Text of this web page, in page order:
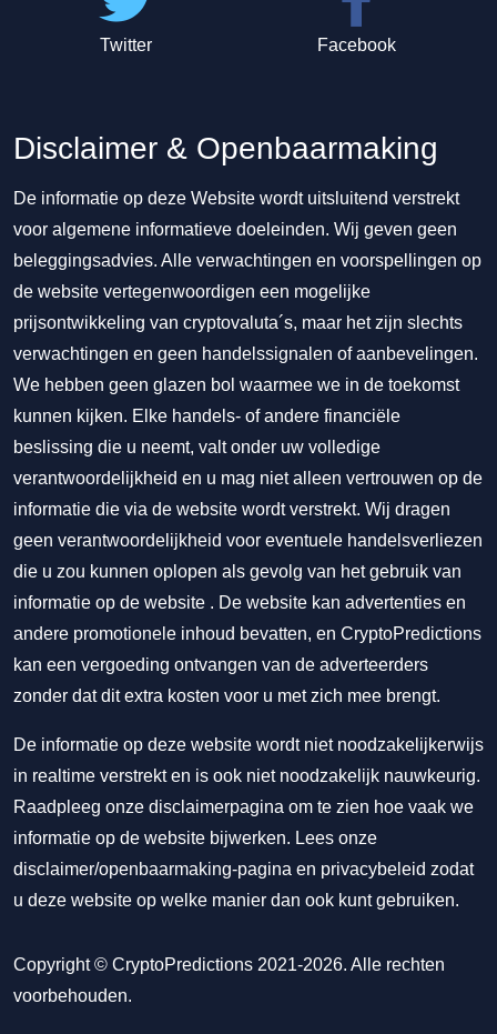
Twitter Facebook
Disclaimer & Openbaarmaking
De informatie op deze Website wordt uitsluitend verstrekt
voor algemene informatieve doeleinden. Wij geven geen
beleggingsadvies. Alle verwachtingen en voorspellingen op
de website vertegenwoordigen een mogelijke
prijsontwikkeling van cryptovaluta´s, maar het zijn slechts
verwachtingen en geen handelssignalen of aanbevelingen.
We hebben geen glazen bol waarmee we in de toekomst
kunnen kijken. Elke handels- of andere financiële
beslissing die u neemt, valt onder uw volledige
verantwoordelijkheid en u mag niet alleen vertrouwen op de
informatie die via de website wordt verstrekt. Wij dragen
geen verantwoordelijkheid voor eventuele handelsverliezen
die u zou kunnen oplopen als gevolg van het gebruik van
informatie op de website . De website kan advertenties en
andere promotionele inhoud bevatten, en CryptoPredictions
kan een vergoeding ontvangen van de adverteerders
zonder dat dit extra kosten voor u met zich mee brengt.
De informatie op deze website wordt niet noodzakelijkerwijs
in realtime verstrekt en is ook niet noodzakelijk nauwkeurig.
Raadpleeg onze disclaimerpagina om te zien hoe vaak we
informatie op de website bijwerken. Lees onze
disclaimer/openbaarmaking-pagina en privacybeleid zodat
u deze website op welke manier dan ook kunt gebruiken.
Copyright © CryptoPredictions 2021-2026. Alle rechten
voorbehouden.